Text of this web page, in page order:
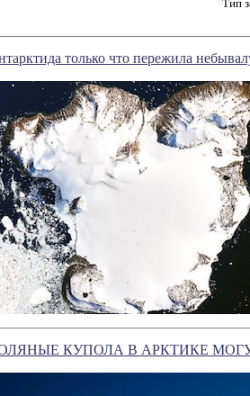
Тип
только что пережила
КУПОЛА В АРКТИКЕ